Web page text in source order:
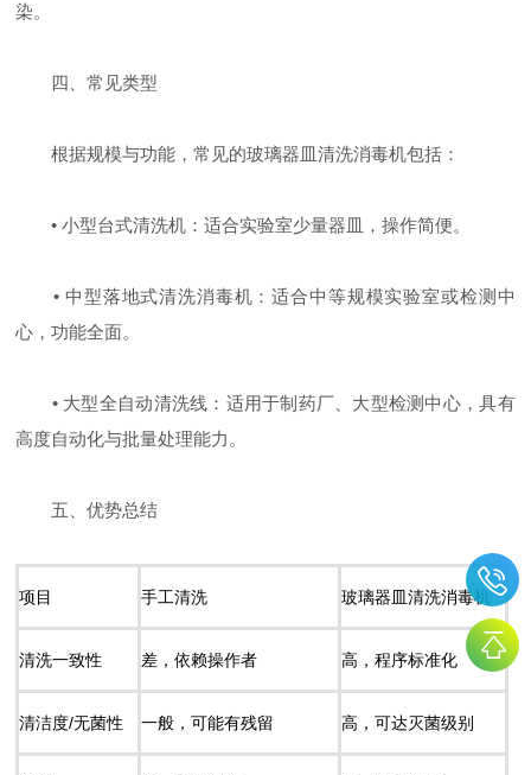
染。
四、常见类型
根据规模与功能，常见的玻璃器皿清洗消毒机包括：
• 小型台式清洗机：适合实验室少量器皿，操作简便。
• 中型落地式清洗消毒机：适合中等规模实验室或检测中
心，功能全面。
• 大型全自动清洗线：适用于制药厂、大型检测中心，具有
高度自动化与批量处理能力。
五、优势总结
项目 手工清洗 玻璃器皿清洗消毒机
清洗一致性 差，依赖操作者 高，程序标准化
清洁度/无菌性 一般，可能有残留 高，可达灭菌级别